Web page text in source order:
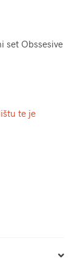
set Obssesive
te je